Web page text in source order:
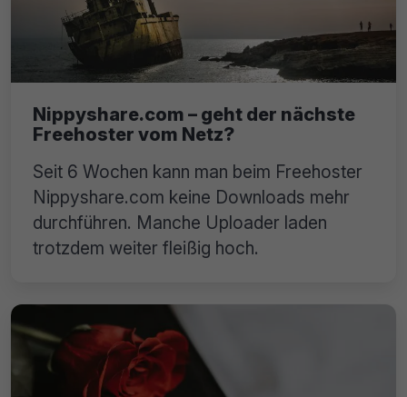
Nippyshare.com – geht der nächste
Freehoster vom Netz?
Seit 6 Wochen kann man beim Freehoster
Nippyshare.com keine Downloads mehr
durchführen. Manche Uploader laden
trotzdem weiter fleißig hoch.